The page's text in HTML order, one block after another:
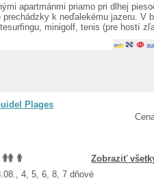
apartmánmi priamo pri dlhej
k neďalekému jazeru. V
minigolf, tenis (pre hostí
Plages
Zobraziť
4, 5, 6, 8, 7 dňové